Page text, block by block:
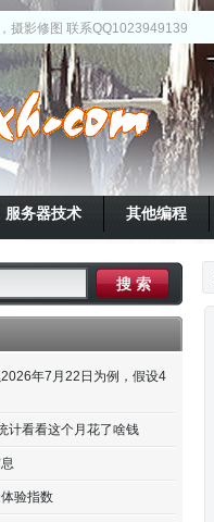
摄影修图 联系QQ1023949139
服务器技术 其他编程
年7月22日为例，假设4
计看看这个月花了啥钱
验指数